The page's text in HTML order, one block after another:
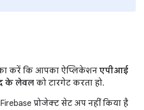
करें कि आपका ऐप्लिकेशन एपीआई
के लेवल को टारगेट करता हो.
प्रोजेक्ट सेट अप नहीं किया है